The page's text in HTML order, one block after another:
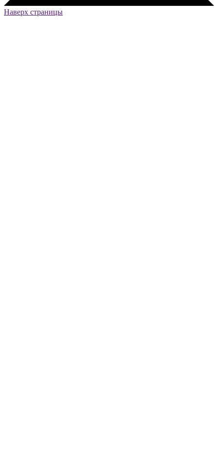
Наверх страницы